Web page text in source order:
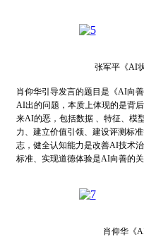
张军平《AI
肖仰华引导发言的题目是《AI向
AI出的问题，本质上体现的是背
来AI的恶，包括数据 、特征、模
力、建立价值引领、建设评测标
志，健全认知能力是改善AI技术
标准、实现道德体验是AI向善的关
肖仰华《